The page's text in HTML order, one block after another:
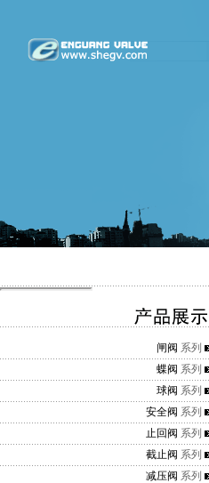
闸阀 系列
蝶阀 系列
球阀 系列
安全阀 系列
止回阀 系列
截止阀 系列
减压阀 系列